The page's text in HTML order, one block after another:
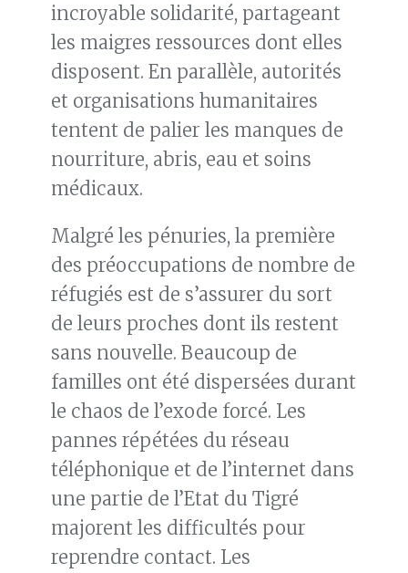
incroyable solidarité, partageant
les maigres ressources dont elles
disposent. En parallèle, autorités
et organisations humanitaires
tentent de palier les manques de
nourriture, abris, eau et soins
médicaux.
Malgré les pénuries, la première
des préoccupations de nombre de
réfugiés est de s’assurer du sort
de leurs proches dont ils restent
sans nouvelle. Beaucoup de
familles ont été dispersées durant
le chaos de l’exode forcé. Les
pannes répétées du réseau
téléphonique et de l’internet dans
une partie de l’Etat du Tigré
majorent les difficultés pour
reprendre contact. Les